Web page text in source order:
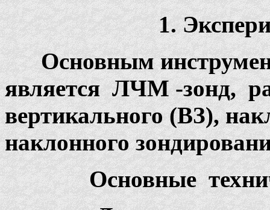
1.
Основным
является ЛЧМ -зонд,
вертикального (ВЗ),
наклонного
Основные